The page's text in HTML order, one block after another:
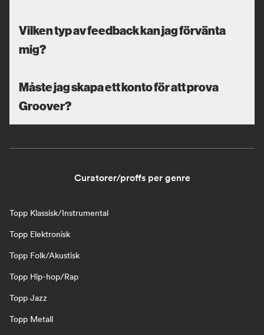
Vilken typ av feedback kan jag förvänta
mig?
Måste jag skapa ett konto för att prova
Groover?
Curatorer/proffs per genre
Topp Klassisk/Instrumental
Topp Elektronisk
Topp Folk/Akustisk
Topp Hip-hop/Rap
Topp Jazz
Topp Metall